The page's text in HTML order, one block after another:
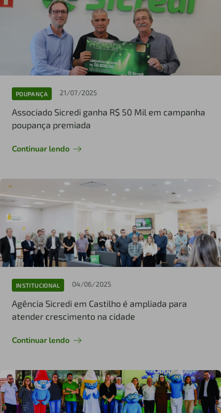
POUPANÇA 21/07/2025
Associado Sicredi ganha R$ 50 Mil em campanha
poupança premiada
Continuar lendo
INSTITUCIONAL 04/06/2025
Agência Sicredi em Castilho é ampliada para
atender crescimento na cidade
Continuar lendo